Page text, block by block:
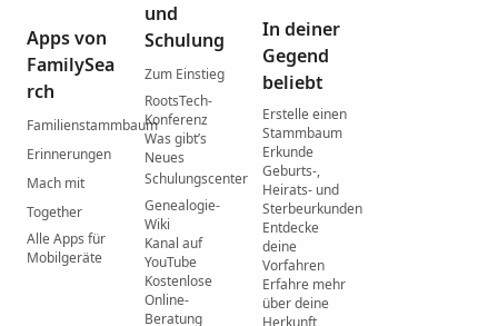
Apps von
FamilySea
rch
Familienstammbaum
Erinnerungen
Mach mit
Together
Alle Apps für
Mobilgeräte
und
Schulung
Zum Einstieg
RootsTech-
Konferenz
Was gibtʼs
Neues
Schulungscenter
Genealogie-
Wiki
Kanal auf
YouTube
Kostenlose
Online-
Beratung
In deiner
Gegend
beliebt
Erstelle einen
Stammbaum
Erkunde
Geburts-,
Heirats- und
Sterbeurkunden
Entdecke
deine
Vorfahren
Erfahre mehr
über deine
Herkunft